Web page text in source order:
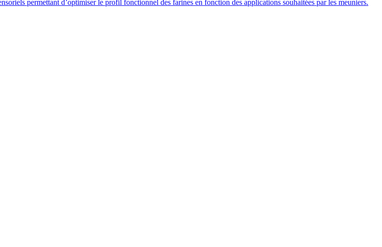
permettant d’optimiser le profil fonctionnel des farines en fonction des applications souhaitées par les meuniers.